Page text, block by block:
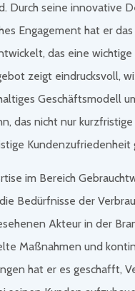
Durch seine innovative
Engagement hat er
das eine
zeigt eindrucksvoll,
Geschäftsmodell
das nicht nur
Kundenzufriedenheit
im Bereich
Bedürfnisse der
Akteur in der
Maßnahmen und
hat er es geschafft,